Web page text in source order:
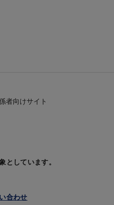
者向けサイト
としています。
合わせ